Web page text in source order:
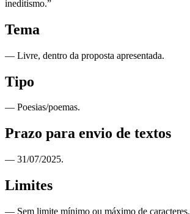
ineditismo.”
Tema
— Livre, dentro da proposta apresentada.
Tipo
— Poesias/poemas.
Prazo para envio de textos
— 31/07/2025.
Limites
— Sem limite mínimo ou máximo de caracteres.